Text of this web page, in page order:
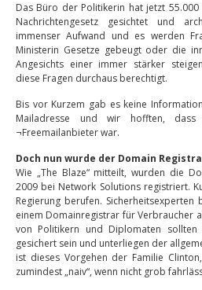
Das Büro der Politikerin hat jetzt
Nachrichtengesetz gesichtet und
immenser Aufwand und es werden
Ministerin Gesetze gebeugt oder die
Angesichts einer immer stärker
diese Fragen durchaus berechtigt.
Bis vor Kurzem gab es keine
Mailadresse und wir hofften,
¬Freemailanbieter war.
Doch nun wurde der Domain
Wie „The Blaze“ mitteilt, wurden die
2009 bei Network Solutions registriert.
Regierung berufen. Sicherheitsexperten
einem Domainregistrar für Verbraucher
von Politikern und Diplomaten sollten
gesichert sein und unterliegen der
ist dieses Vorgehen der Familie
zumindest „naiv“, wenn nicht grob